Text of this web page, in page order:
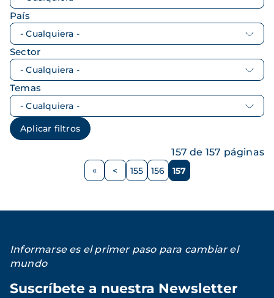
País
Sector
Temas
Página
< Página
155 Página
156 Página
157
157 de 157 páginas
Informarse es el primer paso para cambiar el
mundo
Suscríbete a nuestra Newsletter